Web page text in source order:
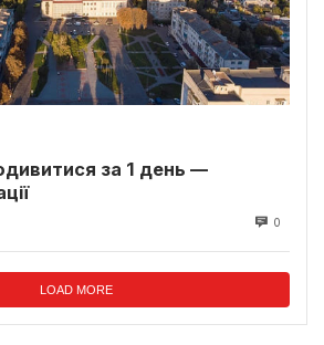
за 1 день —
0
LOAD MORE